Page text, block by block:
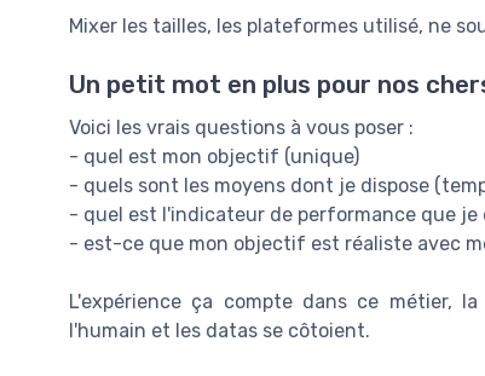
Mixer les tailles, les plateformes utilisé, ne
Un petit mot en plus pour nos
Voici les vrais questions à vous poser :
- quel est mon objectif (unique)
- quels sont les moyens dont je dispose
- quel est l'indicateur de performance que je
- est-ce que mon objectif est réaliste avec
L'expérience ça compte dans ce métier,
l'humain et les datas se côtoient.